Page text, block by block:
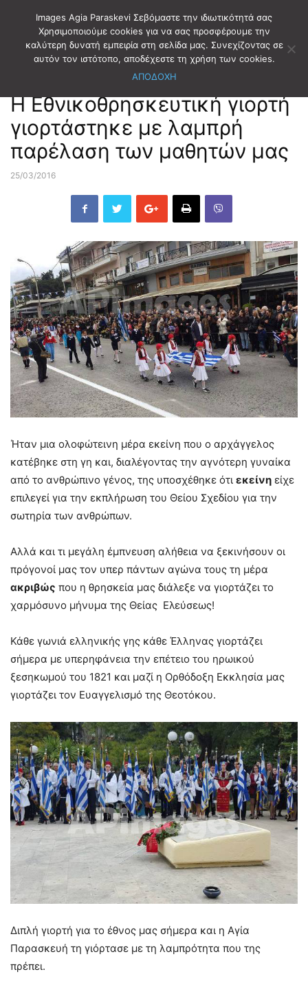
Αρχική ΕΚΔΗΛΩΣΕΙΣ
Η Εθνικοθρησκευτική γιορτή
γιορτάστηκε με λαμπρή
παρέλαση των μαθητών μας
25/03/2016
Ήταν μια ολοφώτεινη μέρα εκείνη που ο αρχάγγελος
κατέβηκε στη γη και, διαλέγοντας την αγνότερη γυναίκα
από το ανθρώπινο γένος, της υποσχέθηκε ότι εκείνη είχε
επιλεγεί για την εκπλήρωση του Θείου Σχεδίου για την
σωτηρία των ανθρώπων.
Αλλά και τι μεγάλη έμπνευση αλήθεια να ξεκινήσουν οι
πρόγονοί μας τον υπερ πάντων αγώνα τους τη μέρα
ακριβώς που η θρησκεία μας διάλεξε να γιορτάζει το
χαρμόσυνο μήνυμα της Θείας Ελεύσεως!
Κάθε γωνιά ελληνικής γης κάθε Έλληνας γιορτάζει
σήμερα με υπερηφάνεια την επέτειο του ηρωικού
ξεσηκωμού του 1821 και μαζί η Ορθόδοξη Εκκλησία μας
γιορτάζει τον Ευαγγελισμό της Θεοτόκου.
Διπλή γιορτή για το έθνος μας σήμερα και η Αγία
Παρασκευή τη γιόρτασε με τη λαμπρότητα που της
πρέπει.
Images Agia Paraskevi Σεβόμαστε την ιδιωτικότητά σας
Χρησιμοποιούμε cookies για να σας προσφέρουμε την
καλύτερη δυνατή εμπειρία στη σελίδα μας. Συνεχίζοντας σε
αυτόν τον ιστότοπο, αποδέχεστε τη χρήση των cookies.
ΑΠΟΔΟΧΗ